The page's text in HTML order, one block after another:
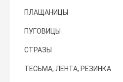
ПЛАЩАНИЦЫ
ПУГОВИЦЫ
СТРАЗЫ
ТЕСЬМА, ЛЕНТА, РЕЗИНКА